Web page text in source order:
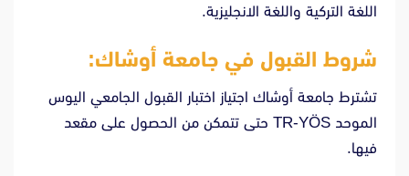
اللغة التركية واللغة الانجليزية.
شروط القبول في جامعة أوشاك:
تشترط جامعة أوشاك اجتياز اختبار القبول الجامعي اليوس
الموحد TR-YÖS حتى تتمكن من الحصول على مقعد
فيها.